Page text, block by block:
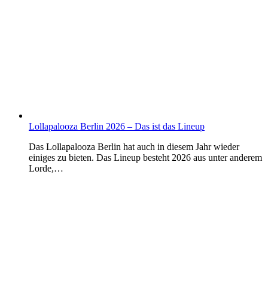
Lollapalooza Berlin 2026 – Das ist das Lineup
Das Lollapalooza Berlin hat auch in diesem Jahr wieder
einiges zu bieten. Das Lineup besteht 2026 aus unter anderem
Lorde,…